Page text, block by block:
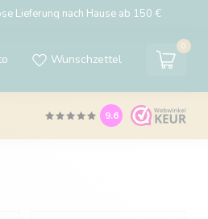
Lieferung nach Hause ab 150 €
Wunschzettel
0
9.6